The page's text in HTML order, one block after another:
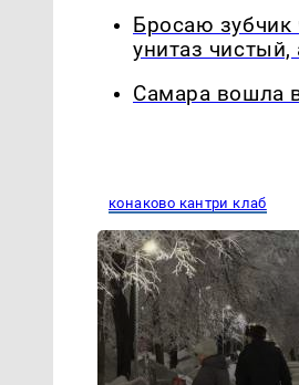
Бросаю зубчик
унитаз
Самара вошла
конаково кантри клаб